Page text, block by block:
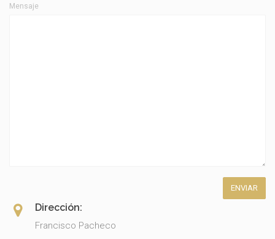
Mensaje
Dirección:
Francisco Pacheco